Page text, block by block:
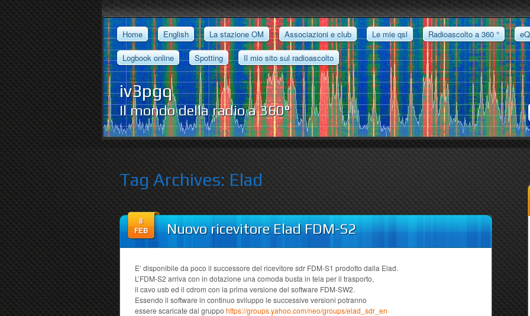
iv3pgq
Il mondo della radio a 360°
Home English La stazione OM Associazioni e club Le mie qsl Radioascolto a 360 °
Logbook online Spotting Il mio sito sul radioascolto
Tag Archives: Elad
8
FEB
Nuovo ricevitore Elad FDM-S2
E’ disponibile da poco il successore del ricevitore sdr FDM-S1 prodotto dalla Elad.
L’FDM-S2 arriva con in dotazione una comoda busta in tela per il trasporto,
il cavo usb ed il cdrom con la prima versione del software FDM-SW2.
Essendo il software in continuo sviluppo le successive versioni potranno
essere scaricate dal gruppo https://groups.yahoo.com/neo/groups/elad_sdr_en